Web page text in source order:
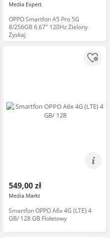
Media Expert
OPPO Smartfon A5 Pro 5G
8/256GB 6.67" 120Hz Zielony
Zyskaj
549,00 zł
Media Markt
Smartfon OPPO A6x 4G (LTE) 4
GB/ 128 GB Fioletowy